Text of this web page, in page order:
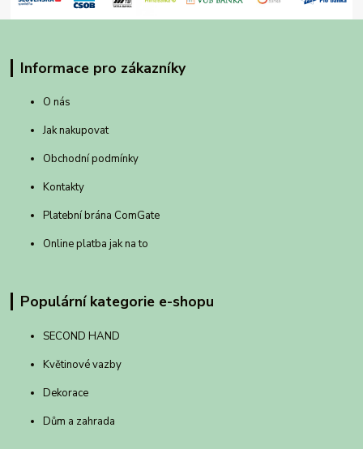
Informace pro zákazníky
O nás
Jak nakupovat
Obchodní podmínky
Kontakty
Platební brána ComGate
Online platba jak na to
Populární kategorie e-shopu
SECOND HAND
Květinové vazby
Dekorace
Dům a zahrada